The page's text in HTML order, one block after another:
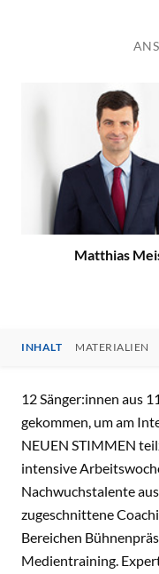
Matthias
INHALT MATERIALIEN
INHALT
12 Sänger:innen aus
gekommen, um am
NEUEN STIMMEN
intensive
Nachwuchstalente
zugeschnittene
Bereichen
Medientraining.